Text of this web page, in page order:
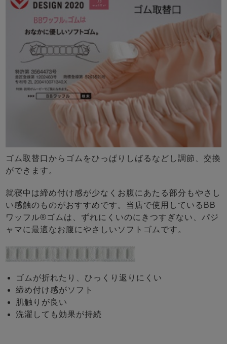
ゴム取替口からゴムをひっぱりしばるなどし調節、交換
ができます。
就寝中は締め付け感が少なくお腹にあたる部分もやさし
い感触のものがおすすめです。当店で使用しているBB
ワッフル®ゴムは、ずれにくいのにきつすぎない、パジ
ャマに最適なお腹にやさしいソフトゴムです。
ゴムが折れたり、ひっくり返りにくい
締め付け感がソフト
肌触りが良い
洗濯しても効果が持続